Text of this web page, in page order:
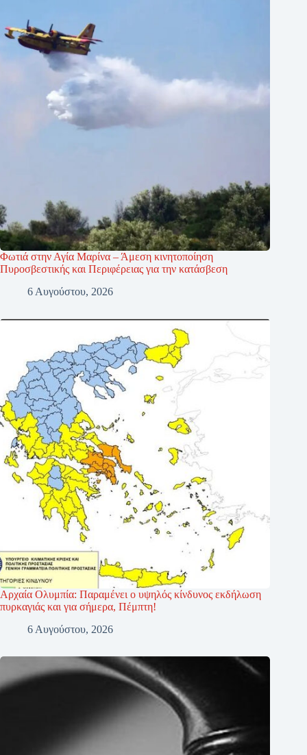
Φωτιά στην Αγία Μαρίνα – Άμεση κινητοποίηση
Πυροσβεστικής και Περιφέρειας για την κατάσβεση
6 Αυγούστου, 2026
Αρχαία Ολυμπία: Παραμένει ο υψηλός κίνδυνος εκδήλωση
πυρκαγιάς και για σήμερα, Πέμπτη!
6 Αυγούστου, 2026